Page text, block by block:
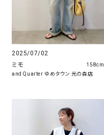
2025/07/02
ミモ
and Quarter ゆめタウン 光の森店
158cm